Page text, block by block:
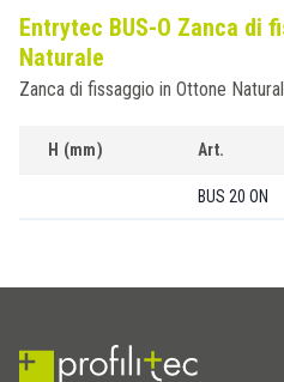
Entrytec BUS-O Zanca di
Naturale
Zanca di fissaggio in Ottone
H (mm) Art.
BUS 20 ON